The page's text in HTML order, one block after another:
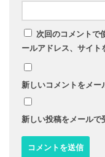
次回のコメントで
ールアドレス、サイト
新しいコメントをメー
新しい投稿をメールで